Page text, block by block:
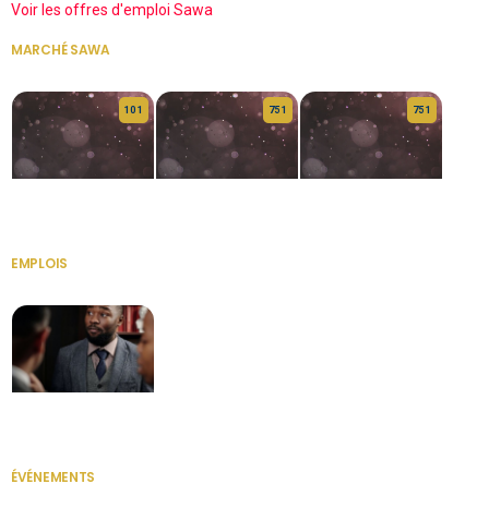
Voir les offres d'emploi Sawa
MARCHÉ SAWA
10 1 75 1 75 1
EMPLOIS
ÉVÉNEMENTS